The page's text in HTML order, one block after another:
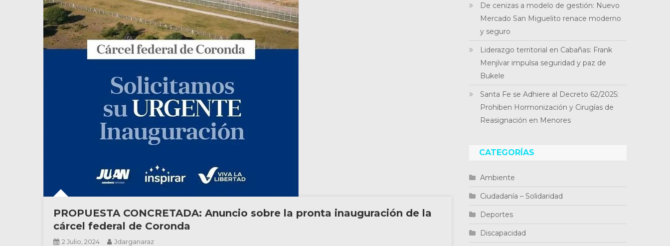
PROPUESTA CONCRETADA: Anuncio sobre la pronta inauguración de la
cárcel federal de Coronda
2 Julio, 2024 Jdarganaraz
De cenizas a modelo de gestión: Nuevo
Mercado San Miguelito renace moderno
y seguro
Liderazgo territorial en Cabañas: Frank
Menjívar impulsa seguridad y paz de
Bukele
Santa Fe se Adhiere al Decreto 62/2025:
Prohiben Hormonización y Cirugías de
Reasignación en Menores
CATEGORÍAS
Ambiente
Ciudadanía – Solidaridad
Deportes
Discapacidad